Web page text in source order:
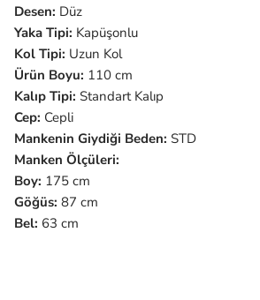
Desen: Düz
Yaka Tipi: Kapüşonlu
Kol Tipi: Uzun Kol
Ürün Boyu: 110 cm
Kalıp Tipi: Standart Kalıp
Cep: Cepli
Mankenin Giydiği Beden: STD
Manken Ölçüleri:
Boy: 175 cm
Göğüs: 87 cm
Bel: 63 cm